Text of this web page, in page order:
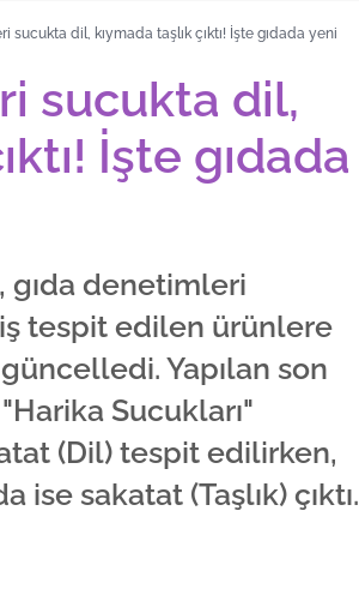
sucukta dil, kıymada taşlık çıktı! İşte gıdada yeni
sucukta dil,
İşte gıdada
gıda denetimleri
tespit edilen ürünlere
Yapılan son
Sucukları"
(Dil) tespit edilirken,
ise sakatat (Taşlık) çıktı.